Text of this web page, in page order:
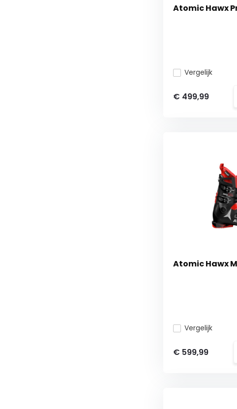
Atomic Hawx
Vergelijk
€ 499,99
Atomic Hawx
Vergelijk
€ 599,99